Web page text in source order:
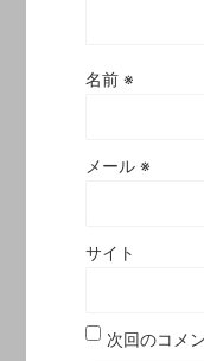
名前 ※
メール ※
サイト
次回のコメ